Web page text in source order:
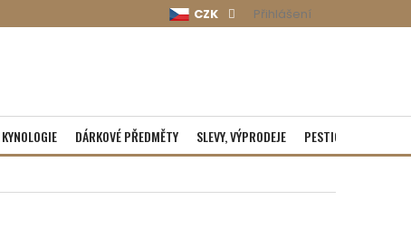
CZK Přihlášení
KYNOLOGIE DÁRKOVÉ PŘEDMĚTY SLEVY, VÝPRODEJE PESTICIDY